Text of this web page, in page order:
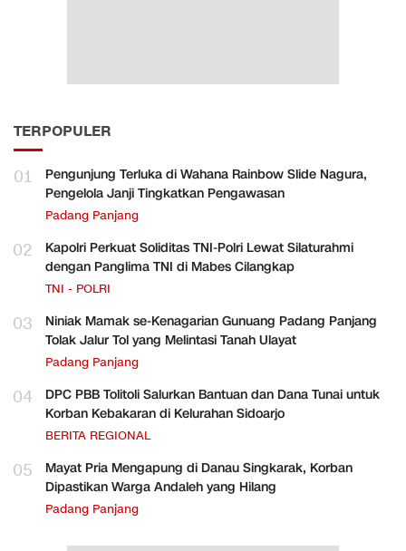
TERPOPULER
01
Pengunjung Terluka di Wahana Rainbow Slide Nagura,
Pengelola Janji Tingkatkan Pengawasan
Padang Panjang
02
Kapolri Perkuat Soliditas TNI-Polri Lewat Silaturahmi
dengan Panglima TNI di Mabes Cilangkap
TNI - POLRI
03
Niniak Mamak se-Kenagarian Gunuang Padang Panjang
Tolak Jalur Tol yang Melintasi Tanah Ulayat
Padang Panjang
04
DPC PBB Tolitoli Salurkan Bantuan dan Dana Tunai untuk
Korban Kebakaran di Kelurahan Sidoarjo
BERITA REGIONAL
05
Mayat Pria Mengapung di Danau Singkarak, Korban
Dipastikan Warga Andaleh yang Hilang
Padang Panjang